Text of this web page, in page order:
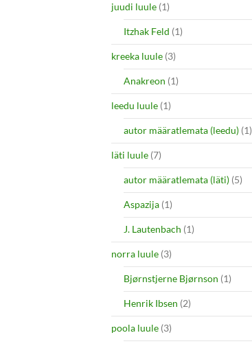
juudi luule (1)
Itzhak Feld (1)
kreeka luule (3)
Anakreon (1)
leedu luule (1)
autor määratlemata (leedu) (1)
läti luule (7)
autor määratlemata (läti) (5)
Aspazija (1)
J. Lautenbach (1)
norra luule (3)
Bjørnstjerne Bjørnson (1)
Henrik Ibsen (2)
poola luule (3)